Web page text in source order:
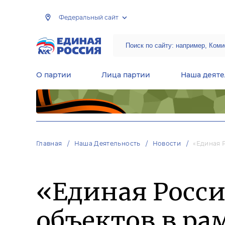
Федеральный сайт
О партии Лица партии Наша
Главная Наша Деятельность Новости «Единая
«Единая